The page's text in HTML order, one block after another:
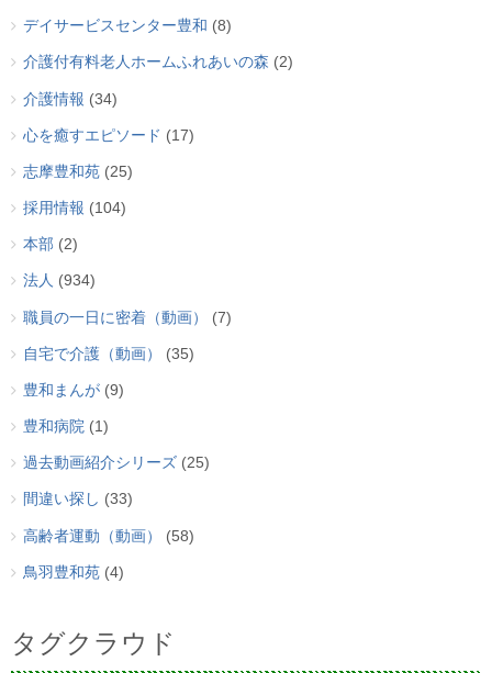
デイサービスセンター豊和 (8)
介護付有料老人ホームふれあいの森 (2)
介護情報 (34)
心を癒すエピソード (17)
志摩豊和苑 (25)
採用情報 (104)
本部 (2)
法人 (934)
職員の一日に密着（動画） (7)
自宅で介護（動画） (35)
豊和まんが (9)
豊和病院 (1)
過去動画紹介シリーズ (25)
間違い探し (33)
高齢者運動（動画） (58)
鳥羽豊和苑 (4)
タグクラウド